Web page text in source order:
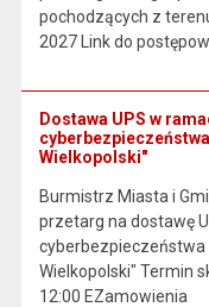
pochodzących z
2027 Link do
Dostawa UPS w
Wielkopolski"
Burmistrz Miasta i
przetarg na dostawę
cyberbezpieczeństwa
Wielkopolski" Termin
12:00 EZamowienia